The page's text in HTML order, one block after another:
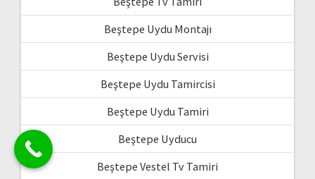
Beştepe Uydu Montajı
Beştepe Uydu Servisi
Beştepe Uydu Tamircisi
Beştepe Uydu Tamiri
Beştepe Uyducu
Beştepe Vestel Tv Tamiri